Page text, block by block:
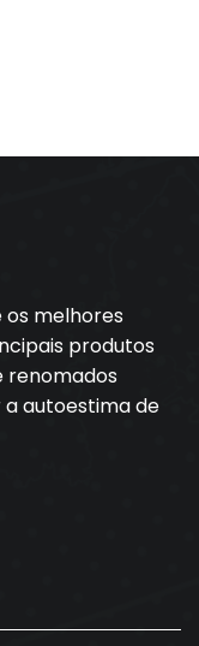
melhores
produtos
renomados
a autoestima de